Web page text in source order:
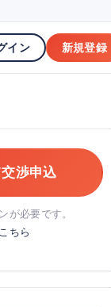
イン 新規登録
渉申込
が必要です。
ちら